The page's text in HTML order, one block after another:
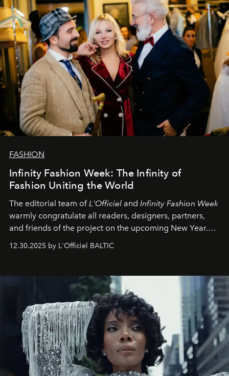
FASHION
Infinity Fashion Week: The Infinity of
Fashion Uniting the World
The editorial team ofL'Officiel and Infinity Fashion Week
warmly congratulate all readers, designers, partners,
and friends of the project on the upcoming New Year.
May 2026 bring growth, inspiration, bold ideas, and new
achievements.
12.30.2025 by L'Officiel BALTIC